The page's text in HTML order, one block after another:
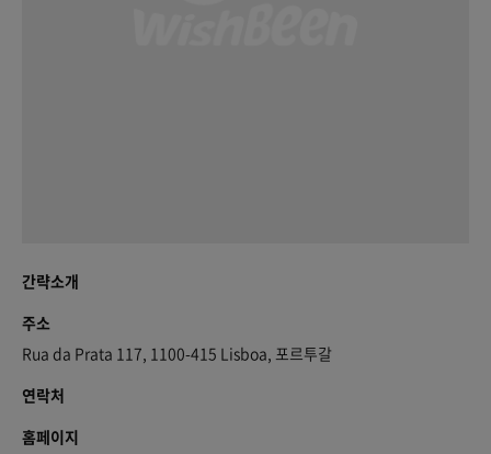
간략소개
주소
Rua da Prata 117, 1100-415 Lisboa, 포르투갈
연락처
홈페이지